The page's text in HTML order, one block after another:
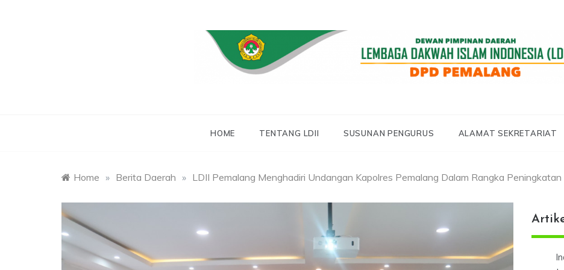
HOME TENTANG LDII SUSUNAN PENGURUS ALAMAT SEKRETARIAT
Home » Berita Daerah » LDII Pemalang Menghadiri Undangan Kapolres Pemalang Dalam Rangka